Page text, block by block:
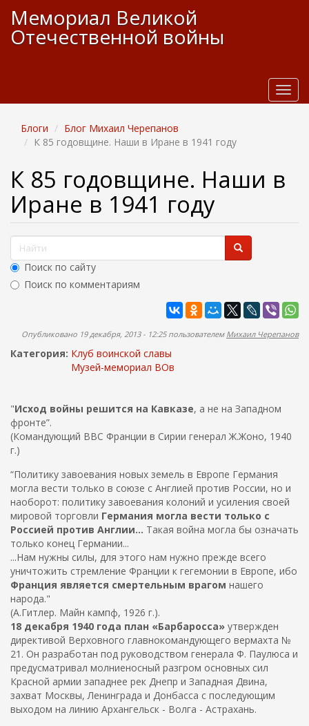
к
Мемориал Великой
Отечественной войны
T
o
n
a
Блоги
Блог Михаил Черепанов
К 85 годовщине. Наши в Иране в 1941 году
К 85 годовщине. Наши в
Иране в 1941 году
Ф
о
р
о
к
а
Поиск по сайту
Поиск по комментариям
Опубликовано 19 декабря, 2013 - 12:25 пользователем Михаил Черепанов
Категория: Клуб воинской славы
Музей-мемориал ВОв
"Исход войны решится на Кавказе, а не на Западном
фронте”.
(Командующий ВВС Франции в Сирии генерал Ж.Жоно, 1940
г.)
“Политику завоевания новых земель в Европе Германия
могла вести только в союзе с Англией против России, но и
наоборот: политику завоевания колоний и усиления своей
мировой торговли Германия могла вести только с
Россией против Англии... Такая война могла бы означать
только конец Германии...
...Нам нужны силы, для этого нам нужно прежде всего
уничтожить стремление Франции к гегемонии в Европе, ибо
Франция является смертельным врагом нашего
народа."
(А.Гитлер. Майн кампф, 1926 г.).
18 декабря 1940 года план «Барбаросса» утвержден
директивой Верховного главнокомандующего вермахта №
21. Он разработан под руководством генерала Ф. Паулюса и
предусматривал молниеносный разгром основных сил
Красной армии западнее рек Днепр и Западная Двина,
захват Москвы, Ленинграда и Донбасса с последующим
выходом на линию Архангельск - Волга - Астрахань.